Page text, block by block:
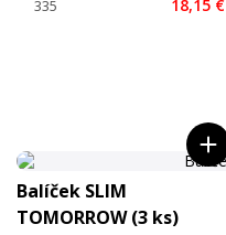
18,15 €
Balíček SLIM
TOMORROW (3 ks)